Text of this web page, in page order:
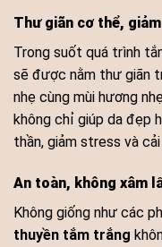
Thư giãn cơ thể,
Trong suốt quá trình
sẽ được nằm thư giãn
nhẹ cùng mùi hương
không chỉ giúp da đẹp
thần, giảm stress và
An toàn, không xâm
Không giống như các
thuyền tắm trắng